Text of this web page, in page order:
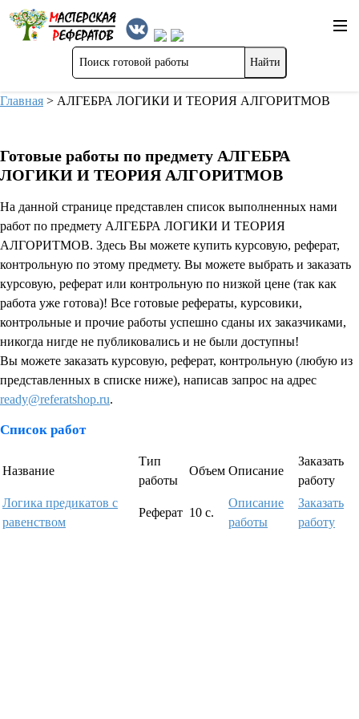
Главная > АЛГЕБРА ЛОГИКИ И ТЕОРИЯ АЛГОРИТМОВ
Готовые работы по предмету АЛГЕБРА
ЛОГИКИ И ТЕОРИЯ АЛГОРИТМОВ
На данной странице представлен список выполненных нами
работ по предмету АЛГЕБРА ЛОГИКИ И ТЕОРИЯ
АЛГОРИТМОВ. Здесь Вы можете купить курсовую, реферат,
контрольную по этому предмету. Вы можете выбрать и заказать
курсовую, реферат или контрольную по низкой цене (так как
работа уже готова)! Все готовые рефераты, курсовики,
контрольные и прочие работы успешно сданы их заказчиками,
никогда нигде не публиковались и не были доступны!
Вы можете заказать курсовую, реферат, контрольную (любую из
представленных в списке ниже), написав запрос на адрес
ready@referatshop.ru.
Список работ
Название
Тип
работы
Объем Описание
Заказать
работу
Логика предикатов с
равенством
Реферат 10 с.
Описание
работы
Заказать
работу